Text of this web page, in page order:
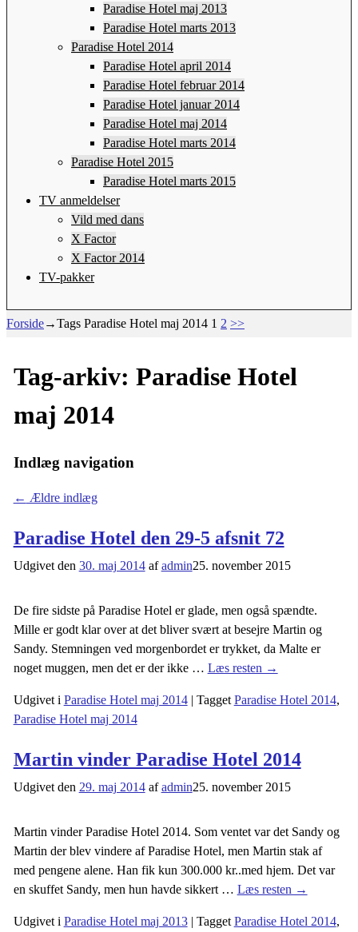
Paradise Hotel maj 2013
Paradise Hotel marts 2013
Paradise Hotel 2014
Paradise Hotel april 2014
Paradise Hotel februar 2014
Paradise Hotel januar 2014
Paradise Hotel maj 2014
Paradise Hotel marts 2014
Paradise Hotel 2015
Paradise Hotel marts 2015
TV anmeldelser
Vild med dans
X Factor
X Factor 2014
TV-pakker
Forside→Tags Paradise Hotel maj 2014 1 2 >>
Tag-arkiv: Paradise Hotel
maj 2014
Indlæg navigation
← Ældre indlæg
Paradise Hotel den 29-5 afsnit 72
Udgivet den 30. maj 2014 afadmin25. november 2015
De fire sidste på Paradise Hotel er glade, men også spændte.
Mille er godt klar over at det bliver svært at besejre Martin og
Sandy. Stemningen ved morgenbordet er trykket, da Malte er
noget muggen, men det er der ikke … Læs resten →
Udgivet i Paradise Hotel maj 2014| Tagget Paradise Hotel 2014,
Paradise Hotel maj 2014
Martin vinder Paradise Hotel 2014
Udgivet den 29. maj 2014 afadmin25. november 2015
Martin vinder Paradise Hotel 2014. Som ventet var det Sandy og
Martin der blev vindere af Paradise Hotel, men Martin stak af
med pengene alene. Han fik kun 300.000 kr..med hjem. Det var
en skuffet Sandy, men hun havde sikkert … Læs resten →
Udgivet i Paradise Hotel maj 2013| Tagget Paradise Hotel 2014,